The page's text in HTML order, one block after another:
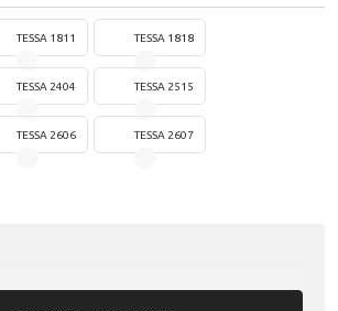
TESSA 1811 TESSA 1818
TESSA 2404 TESSA 2515
TESSA 2606 TESSA 2607